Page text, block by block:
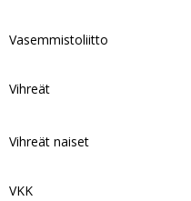
Vasemmistoliitto
Vihreät
Vihreät naiset
VKK